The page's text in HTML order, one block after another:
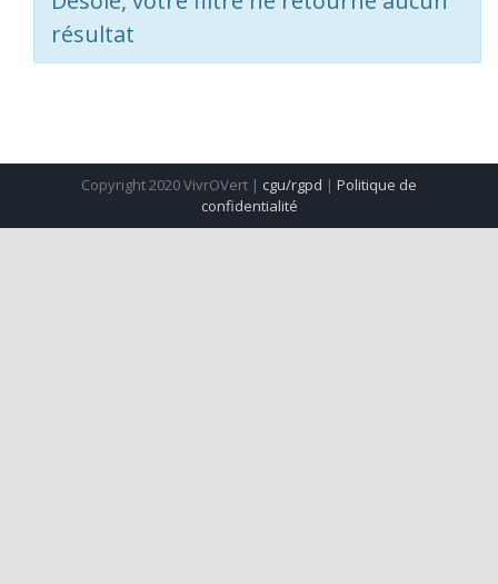
résultat
Copyright 2020 VivrOVert | cgu/rgpd | Politique de
confidentialité